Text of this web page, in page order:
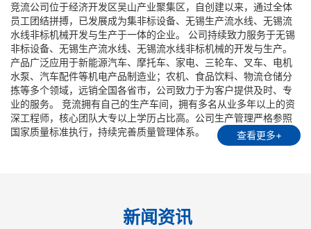
竞流公司位于经济开发区吴山产业聚集区，自创建以来，通过全体
员工团结拼搏，已发展成为集非标设备、无锡生产流水线、无锡流
水线非标机械开发与生产于一体的企业。 公司持续致力服务于无锡
非标设备、无锡生产流水线、无锡流水线非标机械的开发与生产。
产品广泛应用于新能源汽车、摩托车、家电、三轮车、叉车、电机
水泵、汽车配件等机电产品制造业；农机、食品饮料、物流仓储分
拣等多个领域，远销全国各省市，公司致力于为客户提供及时、专
业的服务。 竞流拥有自己的生产车间，拥有多名从业多年以上的资
深工程师，核心团队大专以上学历占比高。公司生产管理严格参照
国家质量标准执行，持续完善质量管理体系。
查看更多+
新闻资讯